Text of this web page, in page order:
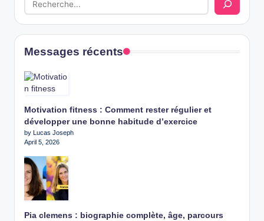
Messages récents
Motivation fitness : Comment rester régulier et
développer une bonne habitude d’exercice
by Lucas Joseph
April 5, 2026
Pia clemens : biographie complète, âge, parcours